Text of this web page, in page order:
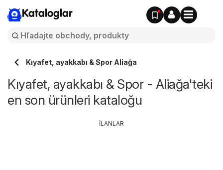
Kataloglar
Kıyafet, ayakkabı & Spor Aliağa
Kıyafet, ayakkabı & Spor - Aliağa'teki
en son ürünleri kataloğu
İLANLAR